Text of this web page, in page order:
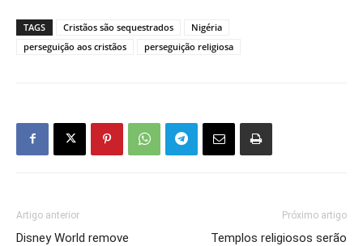
TAGS Cristãos são sequestrados
Nigéria
perseguição aos cristãos
perseguição religiosa
Artigo anterior
Disney World remove
Próximo artigo
Templos religiosos serão